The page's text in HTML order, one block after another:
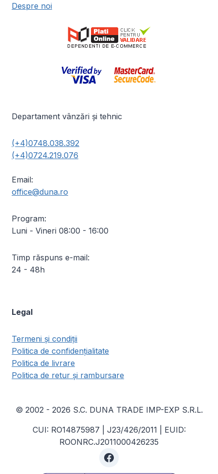
Despre noi
Departament vânzări și tehnic
(+4)0748.038.392
(+4)0724.219.076
Email:
office@duna.ro
Program:
Luni - Vineri 08:00 - 16:00
Timp răspuns e-mail:
24 - 48h
Legal
Termeni și condiții
Politica de confidențialitate
Politica de livrare
Politica de retur și rambursare
© 2002 - 2026 S.C. DUNA TRADE IMP-EXP S.R.L.
CUI: RO14875987 | J23/426/2011 | EUID:
ROONRC.J2011000426235